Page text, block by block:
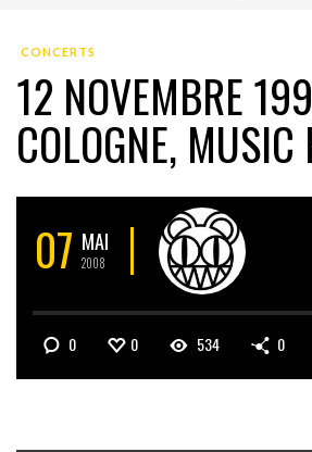
CONCERTS
12 NOVEMBRE
COLOGNE,
07 MAI
2008
0 0 534 0